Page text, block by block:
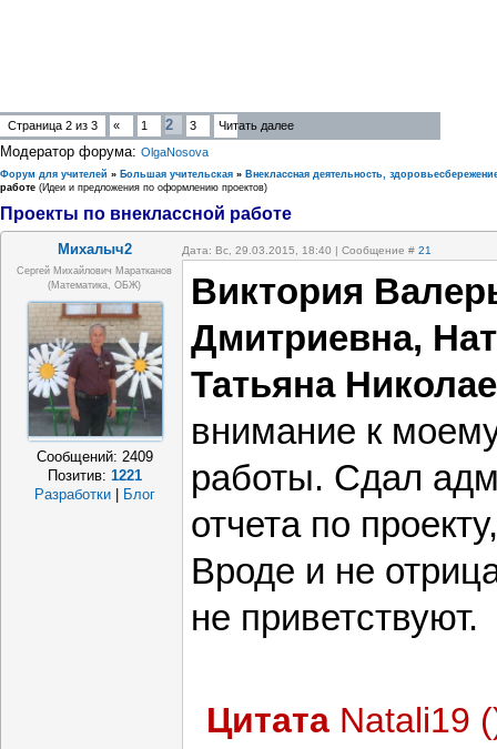
Страница 2 из 3 « 1 2 3 Читать далее
Модератор форума: OlgaNosova
Форум для учителей » Большая учительская » Внеклассная деятельность,
работе (Идеи и предложения по оформлению проектов)
Проекты по внеклассной работе
Михалыч2 Дата: Вс, 29.03.2015, 18:40 | Сообщение # 21
Сергей Михайлович Маратканов
(математика, ОБЖ)
Сообщений: 2409
Позитив: 1221
Разработки
Блог
Виктория
Дмитриевна,
Татьяна
внимание к
работы. Сдал
отчета по
Вроде и не
не приветствуют.
Цитата Natali19 (